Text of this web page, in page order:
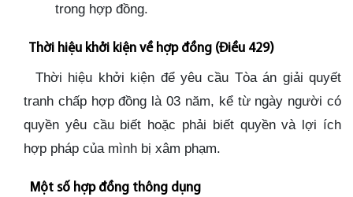
trong hợp đồng.
Thời hiệu khởi kiện về hợp đồng (Điều 429)
Thời hiệu khởi kiện để yêu cầu Tòa án giải quyết
tranh chấp hợp đồng là 03 năm, kể từ ngày người có
quyền yêu cầu biết hoặc phải biết quyền và lợi ích
hợp pháp của mình bị xâm phạm.
Một số hợp đồng thông dụng